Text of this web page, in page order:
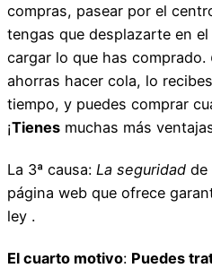
compras, pasear por el
tengas que desplazarte en
cargar lo que has comprado.
ahorras hacer cola, lo
tiempo, y puedes comprar
¡Tienes muchas más
La 3ª causa: La seguridad de
página web que ofrece
ley .
El cuarto motivo: Puedes